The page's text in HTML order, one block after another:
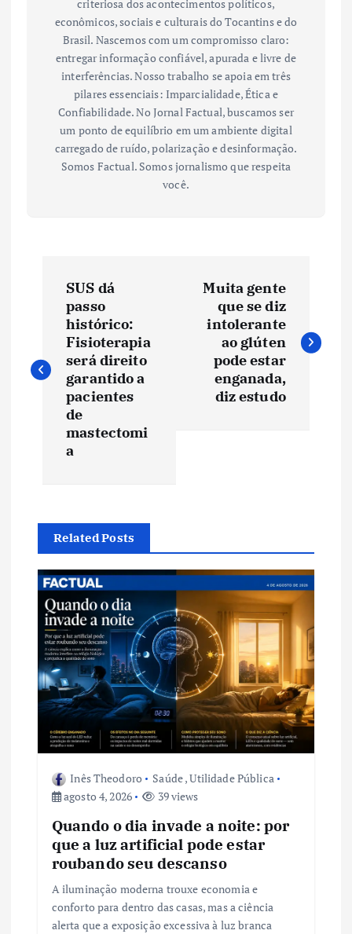
criteriosa dos acontecimentos políticos,
econômicos, sociais e culturais do Tocantins e do
Brasil. Nascemos com um compromisso claro:
entregar informação confiável, apurada e livre de
interferências. Nosso trabalho se apoia em três
pilares essenciais: Imparcialidade, Ética e
Confiabilidade. No Jornal Factual, buscamos ser
um ponto de equilíbrio em um ambiente digital
carregado de ruído, polarização e desinformação.
Somos Factual. Somos jornalismo que respeita
você.
v
e
ã
o
d
e
P
SUS dá
passo
histórico:
Fisioterapia
será direito
garantido a
pacientes
de
mastectomi
a
Muita gente
que se diz
intolerante
ao glúten
pode estar
enganada,
diz estudo
Related Posts
Inês Theodoro Saúde,Utilidade Pública
agosto 4, 2026
39 views
Quando o dia invade a noite: por
que a luz artificial pode estar
roubando seu descanso
A iluminação moderna trouxe economia e
conforto para dentro das casas, mas a ciência
alerta que a exposição excessiva à luz branca